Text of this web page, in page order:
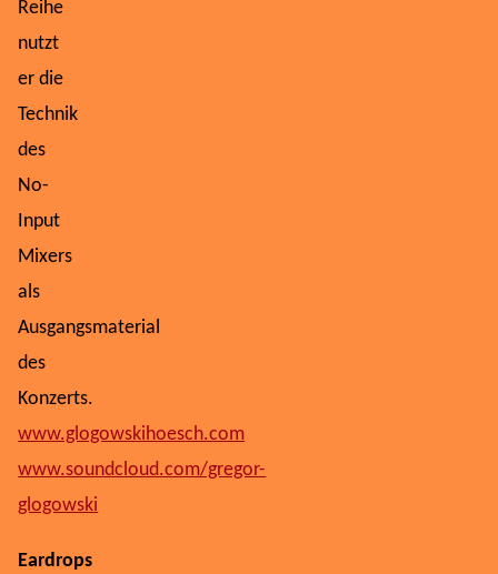
Reihe
nutzt
er die
Technik
des
No-
Input
Mixers
als
Ausgangsmaterial
des
Konzerts.
www.glogowskihoesch.com
www.soundcloud.com/gregor-
glogowski
Eardrops